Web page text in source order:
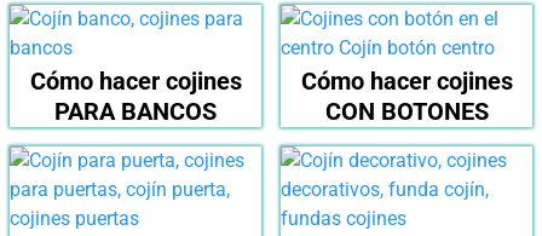
Cómo hacer cojines
PARA BANCOS
Cómo hacer cojines
CON BOTONES